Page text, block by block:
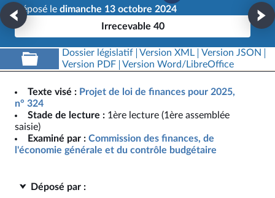
Déposé le dimanche 13 octobre 2024
Irrecevable 40
Dossier législatif Version XML
Version JSON
Version PDF
Version Word/LibreOffice
Texte visé : Projet de loi de finances pour 2025,
n° 324
Stade de lecture : 1ère lecture (1ère assemblée
saisie)
Examiné par : Commission des finances, de
l'économie générale et du contrôle budgétaire
Déposé par :